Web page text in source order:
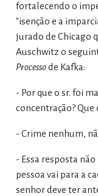
fortalecendo o
"isenção e a
jurado de Chicago
Auschwitz o
Processode Kafka:
- Por que o sr. foi
concentração?
- Crime nenhum,
- Essa resposta
pessoa vai para a
senhor deve ter